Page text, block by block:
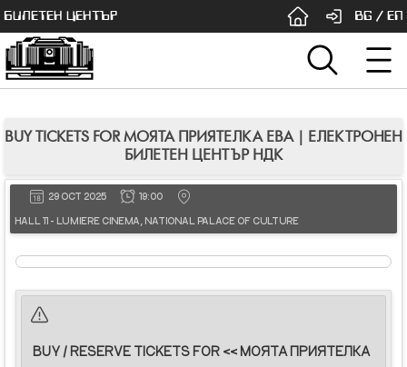
БИЛЕТЕН ЦЕНТЪР BG / EN
BUY TICKETS FOR МОЯТА ПРИЯТЕЛКА ЕВА | ЕЛЕКТРОНЕН
БИЛЕТЕН ЦЕНТЪР НДК
29 OCT 2025 19:00
HALL 11 - LUMIERE CINEMA, NATIONAL PALACE OF CULTURE
BUY / RESERVE TICKETS FOR << МОЯТА ПРИЯТЕЛКА